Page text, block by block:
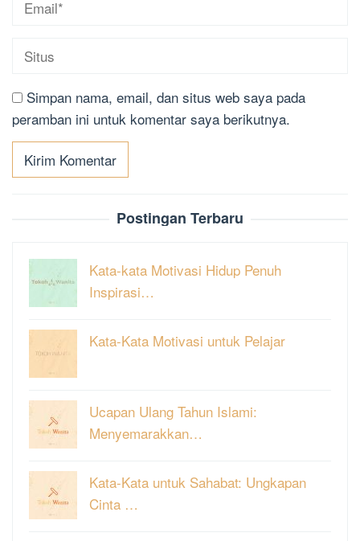
Simpan nama, email, dan situs web saya pada
peramban ini untuk komentar saya berikutnya.
Postingan Terbaru
Kata-kata Motivasi Hidup Penuh
Inspirasi…
Kata-Kata Motivasi untuk Pelajar
Ucapan Ulang Tahun Islami:
Menyemarakkan…
Kata-Kata untuk Sahabat: Ungkapan
Cinta …